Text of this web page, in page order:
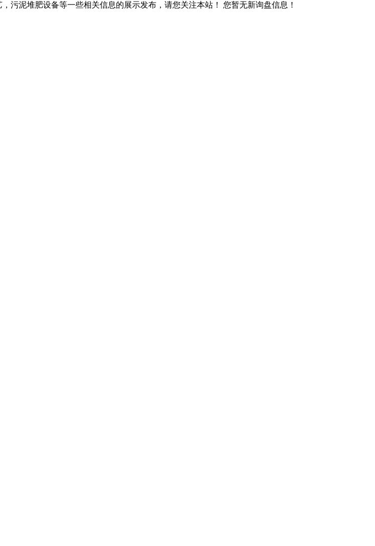
，污泥堆肥设备等一些相关信息的展示发布，请您关注本站！ 您暂无新询盘信息！